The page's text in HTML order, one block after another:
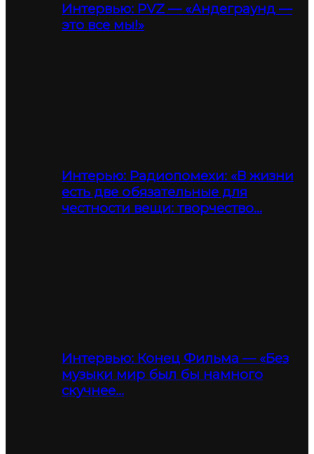
Интервью: PVZ — «Андеграунд —
это все мы!»
Интерью: Радиопомехи: «В жизни
есть две обязательные для
честности вещи: творчество…
Интервью: Конец Фильма — «Без
музыки мир был бы намного
скучнее…